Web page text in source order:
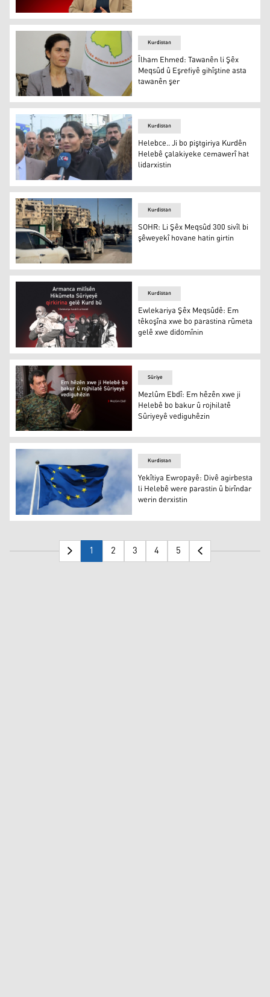
Îlham Ehmed
Îlham Ehmed: Tawanên li Şêx Meqsûd û Eşrefiyê
Kurdistan
Îlham Ehmed: Tawanên li Şêx
Meqsûd û Eşrefiyê gihîştine asta
tawanên şer
Helebce.. Ji bo piştgiriya Kurdên Helebê çalakiyeke
Kurdistan
Helebce.. Ji bo piştgiriya Kurdên
Helebê çalakiyeke cemawerî hat
lidarxistin
SOHR: Li Şêx Meqsûd 300 sivîl bi şêweyekî hovane
Kurdistan
SOHR: Li Şêx Meqsûd 300 sivîl bi
şêweyekî hovane hatin girtin
Ewlekariya Şêx Meqsûdê: Em têkoşîna xwe bo
Kurdistan
Ewlekariya Şêx Meqsûdê: Em
têkoşîna xwe bo parastina rûmeta
gelê xwe didomînin
Mezlûm Ebdî
Sûriye
Mezlûm Ebdî: Em hêzên xwe ji
Helebê bo bakur û rojhilatê
Sûriyeyê vediguhêzin
Yekîtiya Ewropayê: Divê agirbesta li Helebê were
Kurdistan
Yekîtiya Ewropayê: Divê agirbesta
li Helebê were parastin û birîndar
werin derxistin
1 2 3 4 5